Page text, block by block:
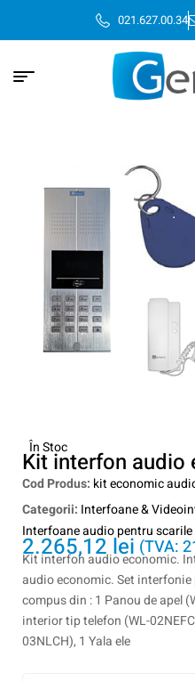
021.627.00.34
În Stoc
Kit interfon audio
Cod Produs: kit economic
Categorii: Interfoane &
Interfoane audio pentru scarile
2.265,12lei (TVA:
Kit interfon audio economic.
audio economic. Set
compus din : 1 Panou de apel
interior tip telefon (WL-
03NLCH), 1 Yala ele